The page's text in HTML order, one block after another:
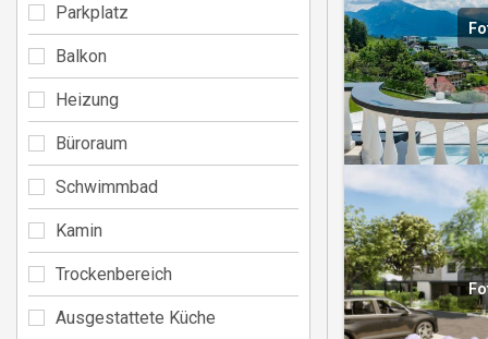
Parkplatz
Balkon
Heizung
Büroraum
Schwimmbad
Kamin
Trockenbereich
Ausgestattete Küche